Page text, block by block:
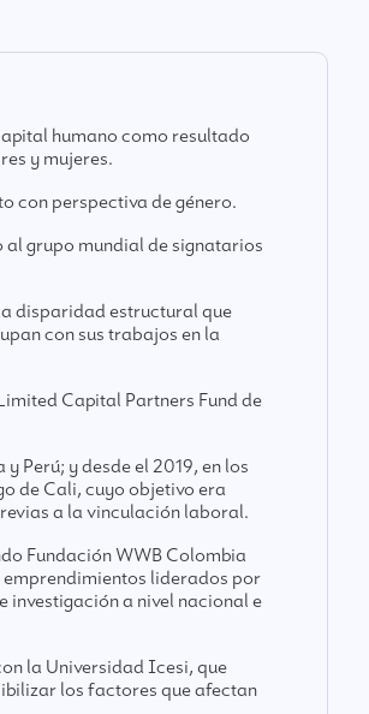
humano como resultado
y mujeres.
con perspectiva de género.
grupo mundial de signatarios
disparidad estructural que
con sus trabajos en la
Capital Partners Fund de
Perú; y desde el 2019, en los
de Cali, cuyo objetivo era
a la vinculación laboral.
Fundación WWB Colombia
liderados por
investigación a nivel nacional e
la Universidad Icesi, que
los factores que afectan